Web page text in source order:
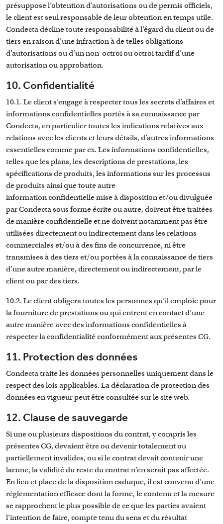
présuppose l’obtention d’autorisations ou de permis officiels,
le client est seul responsable de leur obtention en temps utile.
Condecta décline toute responsabilité à l’égard du client ou de
tiers en raison d’une infraction à de telles obligations
d’autorisations ou d’un non-octroi ou octroi tardif d’une
autorisation ou approbation.
10. Confidentialité
10.1. Le client s’engage à respecter tous les secrets d’affaires et
informations confidentielles portés à sa connaissance par
Condecta, en particulier toutes les indications relatives aux
relations avec les clients et leurs détails, d’autres informations
essentielles comme par ex. Les informations confidentielles,
telles que les plans, les descriptions de prestations, les
spécifications de produits, les informations sur les processus
de produits ainsi que toute autre
information confidentielle mise à disposition et/ou divulguée
par Condecta sous forme écrite ou autre, doivent être traitées
de manière confidentielle et ne doivent notamment pas être
utilisées directement ou indirectement dans les relations
commerciales et/ou à des fins de concurrence, ni être
transmises à des tiers et/ou portées à la connaissance de tiers
d’une autre manière, directement ou indirectement, par le
client ou par des tiers.
10.2. Le client obligera toutes les personnes qu’il emploie pour
la fourniture de prestations ou qui entrent en contact d’une
autre manière avec des informations confidentielles à
respecter la confidentialité conformément aux présentes CG.
11. Protection des données
Condecta traite les données personnelles uniquement dans le
respect des lois applicables. La déclaration de protection des
données en vigueur peut être consultéesur le site web.
12. Clause de sauvegarde
Si une ou plusieurs dispositions du contrat, y compris les
présentes CG, devaient être ou devenir totalement ou
partiellement invalides, ou si le contrat devait contenir une
lacune, la validité du reste du contrat n’en serait pas affectée.
En lieu et place de la disposition caduque, il est convenu d’une
réglementation efficace dont la forme, le contenu et la mesure
se rapprochent le plus possible de ce que les parties avaient
l’intention de faire, compte tenu du sens et du résultat